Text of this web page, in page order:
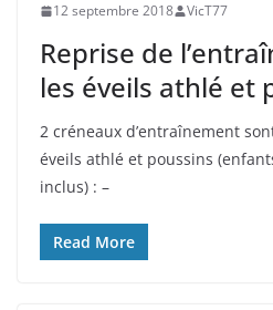
12 septembre 2018 VicT77
Reprise de
les éveils athlé et
2 créneaux d’entraînement
éveils athlé et poussins
inclus) : –
Read More